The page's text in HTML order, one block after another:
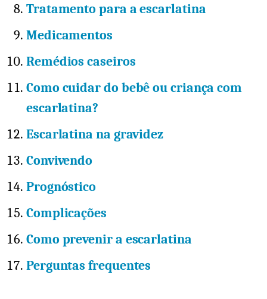
Tratamento para a escarlatina
Medicamentos
Remédios caseiros
Como cuidar do bebê ou criança com
escarlatina?
Escarlatina na gravidez
Convivendo
Prognóstico
Complicações
Como prevenir a escarlatina
Perguntas frequentes